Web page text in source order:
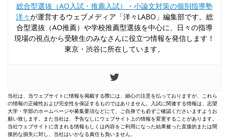
総合型選抜（AO入試・推薦入試）・小論文対策の個別指導塾
洋々が運営するウェブメディア「洋々LABO」編集部です。総
合型選抜（AO推薦）や学校推薦型選抜を中心に、日々の指導
現場の視点から受験生のみなさんに役立つ情報を発信します！
東京・渋谷に所在しています。
当社は、当ウェブサイトに情報を掲載する際には、細心の注意を払っておりますが、これら
の情報の正確性および完全性を保証するものではありません。入試に関連する情報は、志望
大学・学部のホームページや募集要項などにて、ご自身でも必ずご確認くださいますようお
願い致します。また当社は、予告なしにウェブサイト上の情報を変更することがあります。
当社ウェブサイトに含まれる情報もしくは内容をご利用になった結果被った直接的または間
接的な損失に対し、当社はいかなる責任も負いません。